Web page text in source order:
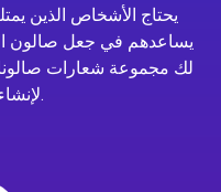
يحتاج الأشخاص الذين
يساعدهم في جعل صالون
لك مجموعة شعارات
لإنشاء شعار لعملك.